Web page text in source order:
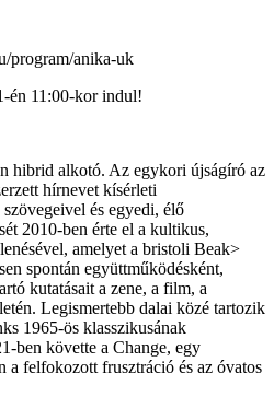
program/anika-uk
én 11:00-kor indul!
hibrid alkotó. Az egykori újságíró az
hírnevet kísérleti
és egyedi, élő
2010-ben érte el a kultikus,
amelyet a bristoli Beak>
spontán együttműködésként,
kutatásait a zene, a film, a
Legismertebb dalai közé tartozik
1965-ös klasszikusának
ben követte a Change, egy
a felfokozott frusztráció és az óvatos